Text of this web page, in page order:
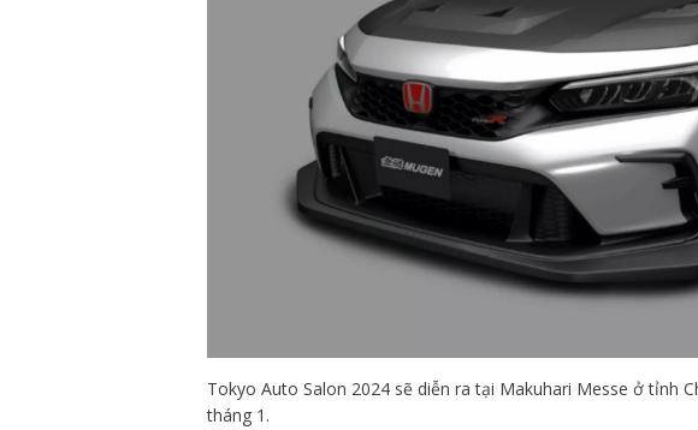
Tokyo Auto Salon 2024 sẽ diễn ra tại Makuhari Messe ở tỉnh
tháng 1.